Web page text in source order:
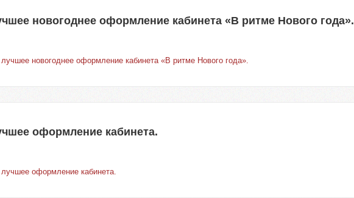
новогоднее оформление кабинета «В ритме Нового года».
новогоднее оформление кабинета «В ритме Нового года».
оформление кабинета.
оформление кабинета.